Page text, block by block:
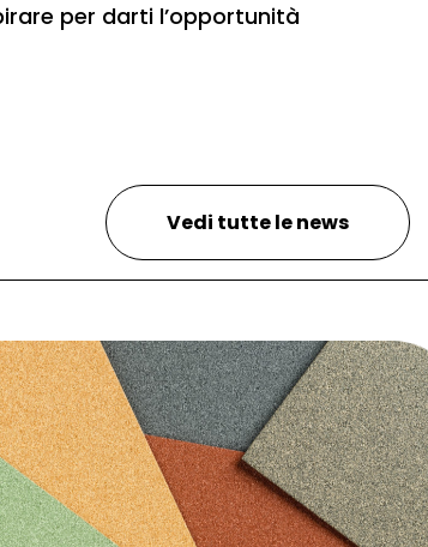
per darti l’opportunità
Vedi tutte le news